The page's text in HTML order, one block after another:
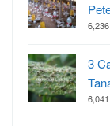
3